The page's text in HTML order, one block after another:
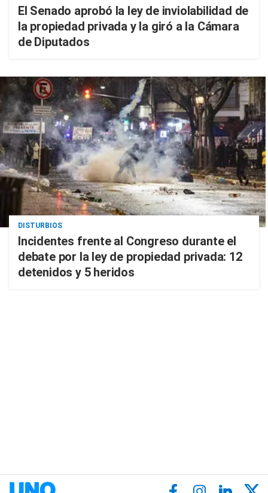
El Senado aprobó la ley de inviolabilidad de
la propiedad privada y la giró a la Cámara
de Diputados
DISTURBIOS
Incidentes frente al Congreso durante el
debate por la ley de propiedad privada: 12
detenidos y 5 heridos